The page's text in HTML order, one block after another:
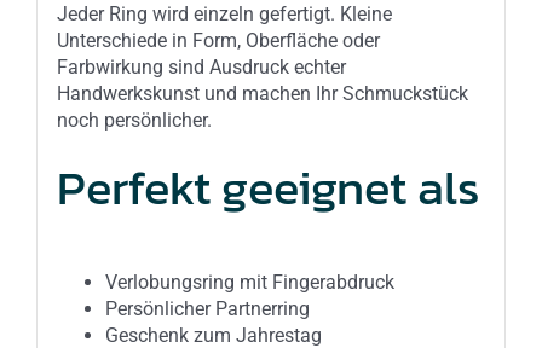
Jeder Ring wird einzeln gefertigt. Kleine
Unterschiede in Form, Oberfläche oder
Farbwirkung sind Ausdruck echter
Handwerkskunst und machen Ihr Schmuckstück
noch persönlicher.
Perfekt geeignet als
Verlobungsring mit Fingerabdruck
Persönlicher Partnerring
Geschenk zum Jahrestag